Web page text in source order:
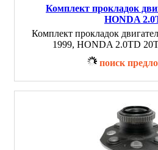
Комплект прокладок
HONDA
Комплект прокладок
1999, HONDA 2.0TD
поиск